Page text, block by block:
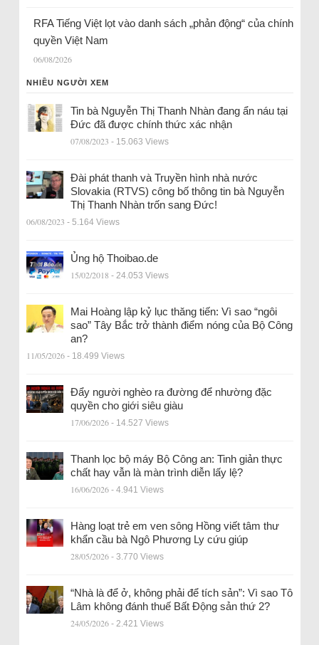
RFA Tiếng Việt lọt vào danh sách „phản động“ của chính
quyền Việt Nam
06/08/2026
NHIỀU NGƯỜI XEM
Tin bà Nguyễn Thị Thanh Nhàn đang ẩn náu tại
Đức đã được chính thức xác nhận
07/08/2023 - 15.063 Views
Đài phát thanh và Truyền hình nhà nước
Slovakia (RTVS) công bố thông tin bà Nguyễn
Thị Thanh Nhàn trốn sang Đức!
06/08/2023 - 5.164 Views
Ủng hộ Thoibao.de
15/02/2018 - 24.053 Views
Mai Hoàng lập kỷ lục thăng tiến: Vì sao “ngôi
sao” Tây Bắc trở thành điểm nóng của Bộ Công
an?
11/05/2026 - 18.499 Views
Đẩy người nghèo ra đường để nhường đặc
quyền cho giới siêu giàu
17/06/2026 - 14.527 Views
Thanh lọc bộ máy Bộ Công an: Tinh giản thực
chất hay vẫn là màn trình diễn lấy lệ?
16/06/2026 - 4.941 Views
Hàng loạt trẻ em ven sông Hồng viết tâm thư
khẩn cầu bà Ngô Phương Ly cứu giúp
28/05/2026 - 3.770 Views
“Nhà là để ở, không phải để tích sản”: Vì sao Tô
Lâm không đánh thuế Bất Động sản thứ 2?
24/05/2026 - 2.421 Views